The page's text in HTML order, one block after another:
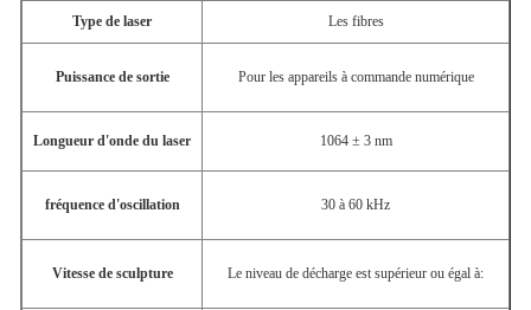
Type de laser Les fibres
Puissance de sortie Pour les appareils à commande numérique
Longueur d'onde du laser 1064 ± 3 nm
fréquence d'oscillation 30 à 60 kHz
Vitesse de sculpture Le niveau de décharge est supérieur ou égal à: